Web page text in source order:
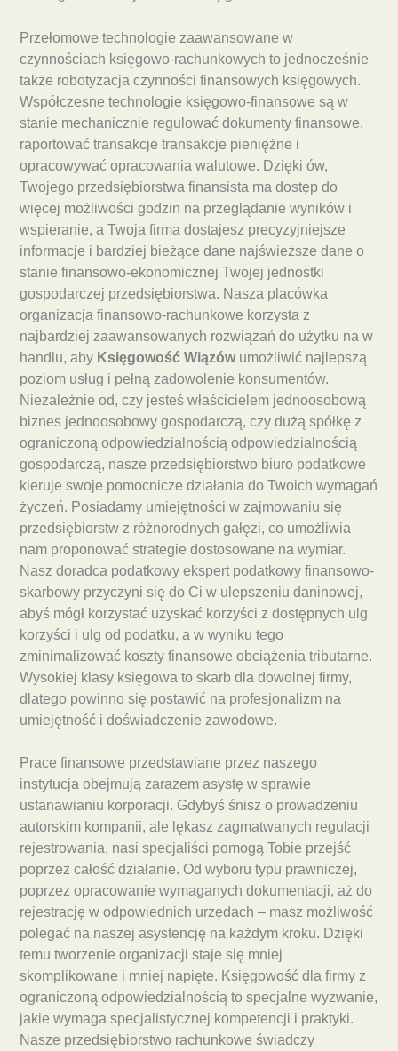
Przełomowe technologie zaawansowane w
czynnościach księgowo-rachunkowych to jednocześnie
także robotyzacja czynności finansowych księgowych.
Współczesne technologie księgowo-finansowe są w
stanie mechanicznie regulować dokumenty finansowe,
raportować transakcje transakcje pieniężne i
opracowywać opracowania walutowe. Dzięki ów,
Twojego przedsiębiorstwa finansista ma dostęp do
więcej możliwości godzin na przeglądanie wyników i
wspieranie, a Twoja firma dostajesz precyzyjniejsze
informacje i bardziej bieżące dane najświeższe dane o
stanie finansowo-ekonomicznej Twojej jednostki
gospodarczej przedsiębiorstwa. Nasza placówka
organizacja finansowo-rachunkowe korzysta z
najbardziej zaawansowanych rozwiązań do użytku na w
handlu, aby Księgowość Wiązówumożliwić najlepszą
poziom usług i pełną zadowolenie konsumentów.
Niezależnie od, czy jesteś właścicielem jednoosobową
biznes jednoosobowy gospodarczą, czy dużą spółkę z
ograniczoną odpowiedzialnością odpowiedzialnością
gospodarczą, nasze przedsiębiorstwo biuro podatkowe
kieruje swoje pomocnicze działania do Twoich wymagań
życzeń. Posiadamy umiejętności w zajmowaniu się
przedsiębiorstw z różnorodnych gałęzi, co umożliwia
nam proponować strategie dostosowane na wymiar.
Nasz doradca podatkowy ekspert podatkowy finansowo-
skarbowy przyczyni się do Ci w ulepszeniu daninowej,
abyś mógł korzystać uzyskać korzyści z dostępnych ulg
korzyści i ulg od podatku, a w wyniku tego
zminimalizować koszty finansowe obciążenia tributarne.
Wysokiej klasy księgowa to skarb dla dowolnej firmy,
dlatego powinno się postawić na profesjonalizm na
umiejętność i doświadczenie zawodowe.
Prace finansowe przedstawiane przez naszego
instytucja obejmują zarazem asystę w sprawie
ustanawianiu korporacji. Gdybyś śnisz o prowadzeniu
autorskim kompanii, ale lękasz zagmatwanych regulacji
rejestrowania, nasi specjaliści pomogą Tobie przejść
poprzez całość działanie. Od wyboru typu prawniczej,
poprzez opracowanie wymaganych dokumentacji, aż do
rejestrację w odpowiednich urzędach – masz możliwość
polegać na naszej asystencję na każdym kroku. Dzięki
temu tworzenie organizacji staje się mniej
skomplikowane i mniej napięte. Księgowość dla firmy z
ograniczoną odpowiedzialnością to specjalne wyzwanie,
jakie wymaga specjalistycznej kompetencji i praktyki.
Nasze przedsiębiorstwo rachunkowe świadczy